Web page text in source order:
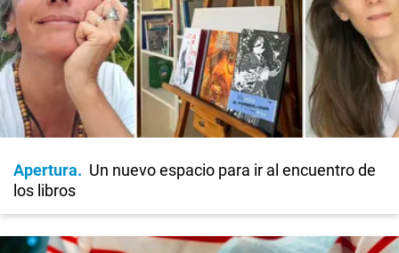
Apertura
Un nuevo espacio para ir al encuentro de
los libros